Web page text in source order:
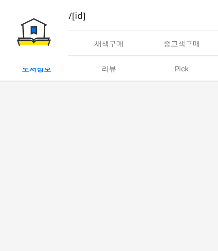
book/rent/[id]
대여 새책구매 중고책구매
도서정보 리뷰 Pick